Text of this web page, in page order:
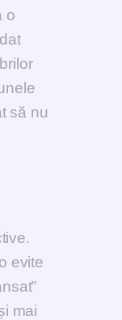
o
să nu
evite
mai